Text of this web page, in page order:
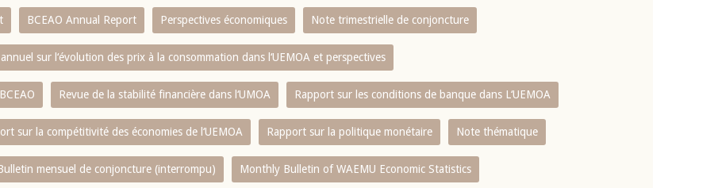
BCEAO Annual Report Perspectives économiques Note trimestrielle de conjoncture
sur l‘évolution des prix à la consommation dans l‘UEMOA et perspectives
Revue de la stabilité financière dans l‘UMOA Rapport sur les conditions de banque dans L‘UEMOA
sur la compétitivité des économies de l‘UEMOA Rapport sur la politique monétaire Note thématique
mensuel de conjoncture (interrompu) Monthly Bulletin of WAEMU Economic Statistics